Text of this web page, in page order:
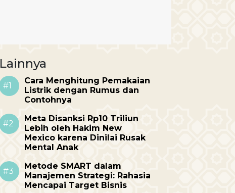
Lainnya
#1
Cara Menghitung Pemakaian
Listrik dengan Rumus dan
Contohnya
#2
Meta Disanksi Rp10 Triliun
Lebih oleh Hakim New
Mexico karena Dinilai Rusak
Mental Anak
#3
Metode SMART dalam
Manajemen Strategi: Rahasia
Mencapai Target Bisnis